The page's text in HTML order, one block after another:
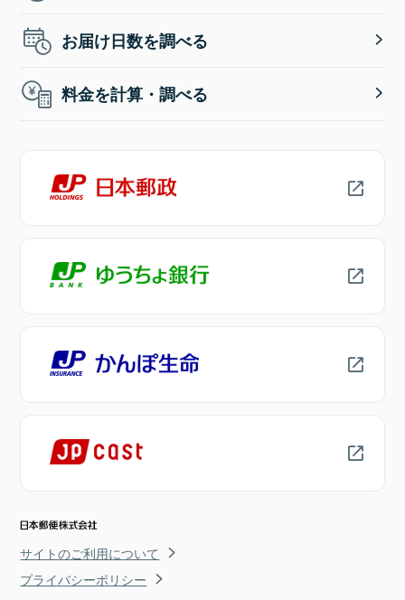
お届け日数を調べる
料金を計算・調べる
サイトのご利用について
プライバシーポリシー